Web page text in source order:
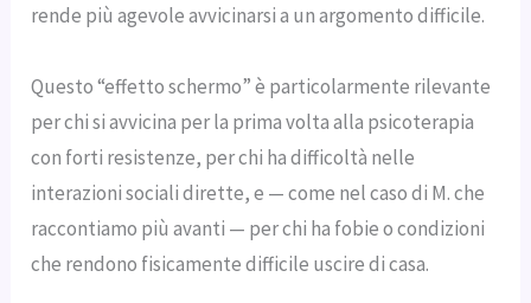
rende più agevole avvicinarsi a un argomento difficile.
Questo “effetto schermo” è particolarmente rilevante
per chi si avvicina per la prima volta alla psicoterapia
con forti resistenze, per chi ha difficoltà nelle
interazioni sociali dirette, e — come nel caso di M. che
raccontiamo più avanti — per chi ha fobie o condizioni
che rendono fisicamente difficile uscire di casa.